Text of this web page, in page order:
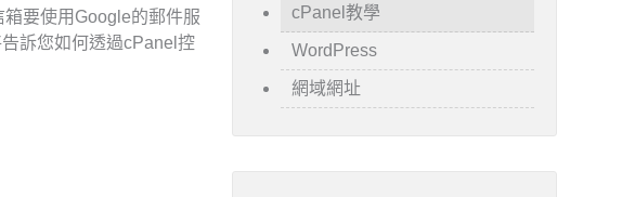
要使用Google的郵件服
訴您如何透過cPanel控
cPanel教學
WordPress
網域網址